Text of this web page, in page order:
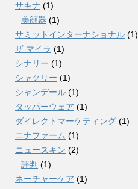
サキナ (1)
美顔器 (1)
サミットインターナショナル (1)
ザ マイラ (1)
シナリー (1)
シャクリー (1)
シャンデール (1)
タッパーウェア (1)
ダイレクトマーケティング (1)
ニナファーム (1)
ニュースキン (2)
評判 (1)
ネーチャーケア (1)